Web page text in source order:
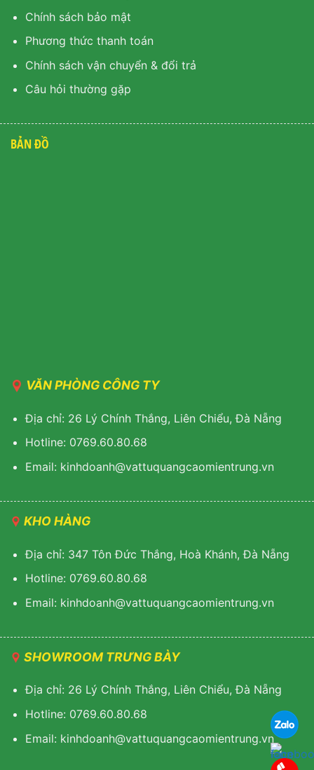
Chính sách bảo mật
Phương thức thanh toán
Chính sách vận chuyển & đổi trả
Câu hỏi thường gặp
BẢN ĐỒ
VĂN PHÒNG CÔNG TY
Địa chỉ: 26 Lý Chính Thắng, Liên Chiểu, Đà Nẵng
Hotline: 0769.60.80.68
Email: kinhdoanh@vattuquangcaomientrung.vn
KHO HÀNG
Địa chỉ: 347 Tôn Đức Thắng, Hoà Khánh, Đà Nẵng
Hotline: 0769.60.80.68
Email: kinhdoanh@vattuquangcaomientrung.vn
SHOWROOM TRƯNG BÀY
Địa chỉ: 26 Lý Chính Thắng, Liên Chiểu, Đà Nẵng
Hotline: 0769.60.80.68
Email: kinhdoanh@vattuquangcaomientrung.vn